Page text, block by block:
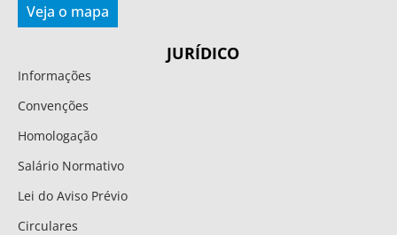
Veja o mapa
JURÍDICO
Informações
Convenções
Homologação
Salário Normativo
Lei do Aviso Prévio
Circulares